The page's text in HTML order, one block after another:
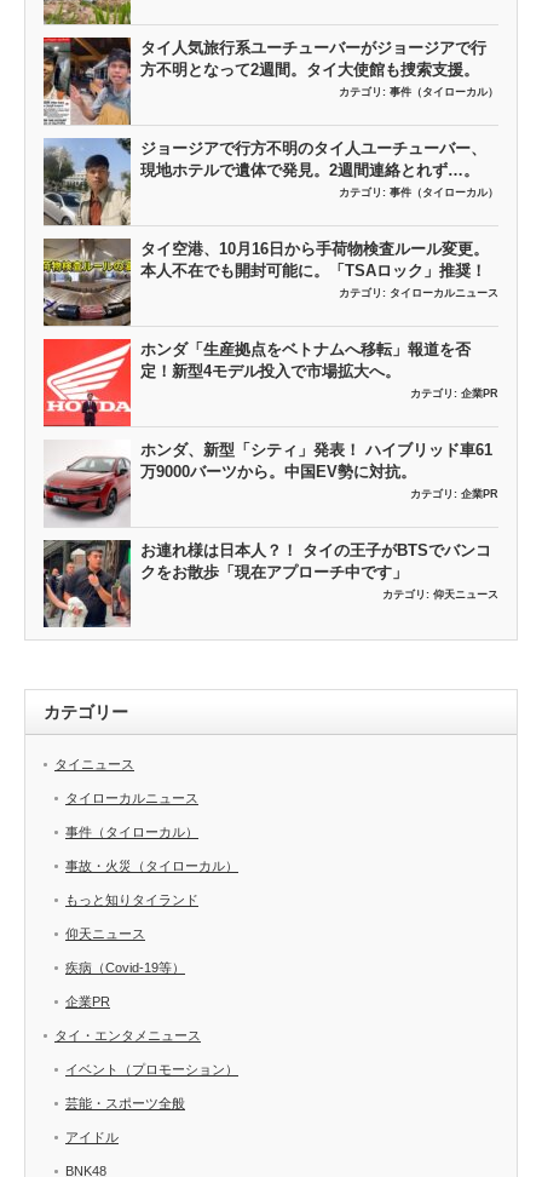
タイ人気旅行系ユーチューバーがジョージアで行
方不明となって2週間。タイ大使館も捜索支援。
カテゴリ: 事件（タイローカル）
ジョージアで行方不明のタイ人ユーチューバー、
現地ホテルで遺体で発見。2週間連絡とれず…。
カテゴリ: 事件（タイローカル）
タイ空港、10月16日から手荷物検査ルール変更。
本人不在でも開封可能に。「TSAロック」推奨！
カテゴリ: タイローカルニュース
ホンダ「生産拠点をベトナムへ移転」報道を否
定！新型4モデル投入で市場拡大へ。
カテゴリ: 企業PR
ホンダ、新型「シティ」発表！ ハイブリッド車61
万9000バーツから。中国EV勢に対抗。
カテゴリ: 企業PR
お連れ様は日本人？！ タイの王子がBTSでバンコ
クをお散歩「現在アプローチ中です」
カテゴリ: 仰天ニュース
カテゴリー
タイニュース
タイローカルニュース
事件（タイローカル）
事故・火災（タイローカル）
もっと知りタイランド
仰天ニュース
疾病（Covid-19等）
企業PR
タイ・エンタメニュース
イベント（プロモーション）
芸能・スポーツ全般
アイドル
BNK48